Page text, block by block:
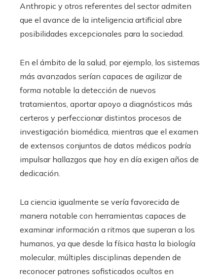
Anthropic y otros referentes del sector admiten
que el avance de la inteligencia artificial abre
posibilidades excepcionales para la sociedad.
En el ámbito de la salud, por ejemplo, los sistemas
más avanzados serían capaces de agilizar de
forma notable la detección de nuevos
tratamientos, aportar apoyo a diagnósticos más
certeros y perfeccionar distintos procesos de
investigación biomédica, mientras que el examen
de extensos conjuntos de datos médicos podría
impulsar hallazgos que hoy en día exigen años de
dedicación.
La ciencia igualmente se vería favorecida de
manera notable con herramientas capaces de
examinar información a ritmos que superan a los
humanos, ya que desde la física hasta la biología
molecular, múltiples disciplinas dependen de
reconocer patrones sofisticados ocultos en